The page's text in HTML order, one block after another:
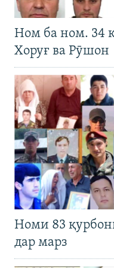
Ном ба ном. 34
Хоруғ ва Рӯшон
Номи 83
дар марз